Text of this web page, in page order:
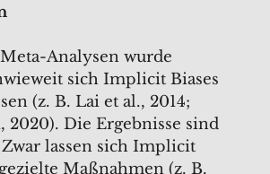
Analysen wurde
sich Implicit Biases
(z. B. Lai et al., 2014;
2020). Die Ergebnisse sind
lassen sich Implicit
Maßnahmen (z. B.